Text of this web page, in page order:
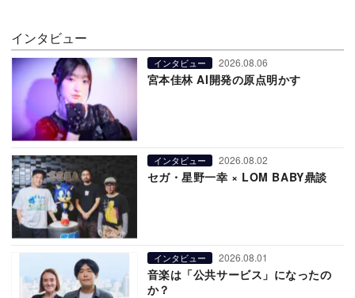
インタビュー
インタビュー 2026.08.06
宮本佳林 AI開発の原点明かす
インタビュー 2026.08.02
セガ・星野一幸 × LOM BABY鼎談
インタビュー 2026.08.01
音楽は「公共サービス」になったの
か？